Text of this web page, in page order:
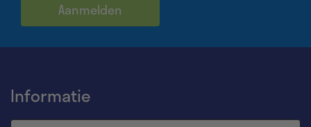
Aanmelden
Informatie